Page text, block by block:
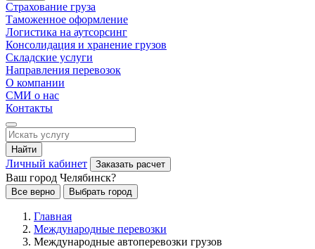
Страхование груза
Таможенное оформление
Логистика на аутсорсинг
Консолидация и хранение грузов
Складские услуги
Направления перевозок
О компании
СМИ о нас
Контакты
Найти
Личный кабинет Заказать расчет
Ваш город Челябинск?
Все верно Выбрать город
Главная
Международные перевозки
Международные автоперевозки грузов